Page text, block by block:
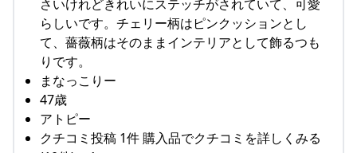
さいけれどきれいにステッチがされていて、可愛
らしいです。チェリー柄はピンクッションとし
て、薔薇柄はそのままインテリアとして飾るつも
りです。
まなっこりー
47歳
アトピー
クチコミ投稿 1件 購入品でクチコミを詳しくみる